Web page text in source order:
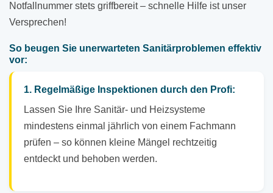
Notfallnummer stets griffbereit – schnelle Hilfe ist unser
Versprechen!
So beugen Sie unerwarteten Sanitärproblemen effektiv
vor:
1. Regelmäßige Inspektionen durch den Profi:
Lassen Sie Ihre Sanitär- und Heizsysteme
mindestens einmal jährlich von einem Fachmann
prüfen – so können kleine Mängel rechtzeitig
entdeckt und behoben werden.